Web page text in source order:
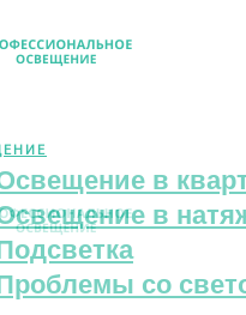
в
в
со